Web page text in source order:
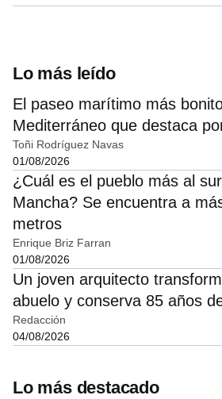
Lo más leído
El paseo marítimo más
Mediterráneo que destaca
Toñi Rodríguez Navas
01/08/2026
¿Cuál es el pueblo más al
Mancha? Se encuentra a
metros
Enrique Briz Farran
01/08/2026
Un joven arquitecto
abuelo y conserva 85 años
Redacción
04/08/2026
Lo más destacado